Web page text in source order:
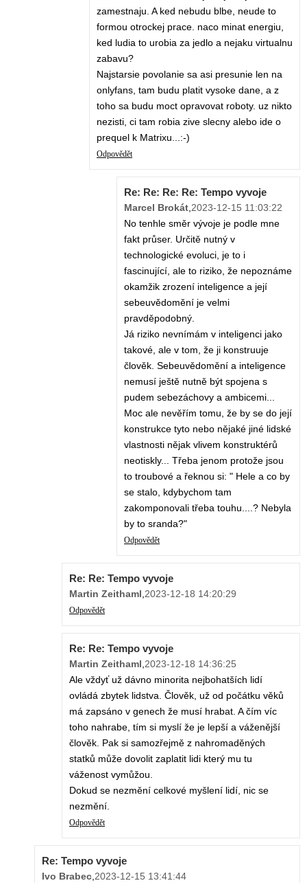
zamestnaju. A ked nebudu blbe, neude to
formou otrockej prace. naco minat energiu,
ked ludia to urobia za jedlo a nejaku virtualnu
zabavu?
Najstarsie povolanie sa asi presunie len na
onlyfans, tam budu platit vysoke dane, a z
toho sa budu moct opravovat roboty. uz nikto
nezisti, ci tam robia zive slecny alebo ide o
prequel k Matrixu...:-)
Odpovědět
Re: Re: Re: Re: Tempo vyvoje
Marcel Brokát 2023-12-15 11:03:22
No tenhle směr vývoje je podle mne
fakt průser. Určitě nutný v
technologické evoluci, je to i
fascinující, ale to riziko, že nepoznáme
okamžik zrození inteligence a její
sebeuvědomění je velmi
pravděpodobný.
Já riziko nevnímám v inteligenci jako
takové, ale v tom, že ji konstruuje
člověk. Sebeuvědomění a inteligence
nemusí ještě nutně být spojena s
pudem sebezáchovy a ambicemi...
Moc ale nevěřím tomu, že by se do její
konstrukce tyto nebo nějaké jiné lidské
vlastnosti nějak vlivem konstruktérů
neotiskly... Třeba jenom protože jsou
to troubové a řeknou si: " Hele a co by
se stalo, kdybychom tam
zakomponovali třeba touhu....? Nebyla
by to sranda?"
Odpovědět
Re: Re: Tempo vyvoje
Martin Zeithaml 2023-12-18 14:20:29
Odpovědět
Re: Re: Tempo vyvoje
Martin Zeithaml 2023-12-18 14:36:25
Ale vždyť už dávno minorita nejbohatších lidí
ovládá zbytek lidstva. Člověk, už od počátku věků
má zapsáno v genech že musí hrabat. A čím víc
toho nahrabe, tím si myslí že je lepší a váženější
člověk. Pak si samozřejmě z nahromaděných
statků může dovolit zaplatit lidi který mu tu
váženost vymůžou.
Dokud se nezmění celkové myšlení lidí, nic se
nezmění.
Odpovědět
Re: Tempo vyvoje
Ivo Brabec 2023-12-15 13:41:44